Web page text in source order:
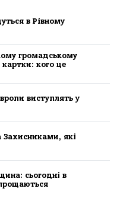
в Рівному
громадському
картки: кого це
виступлять у
Захисниками, які
сьогодні в